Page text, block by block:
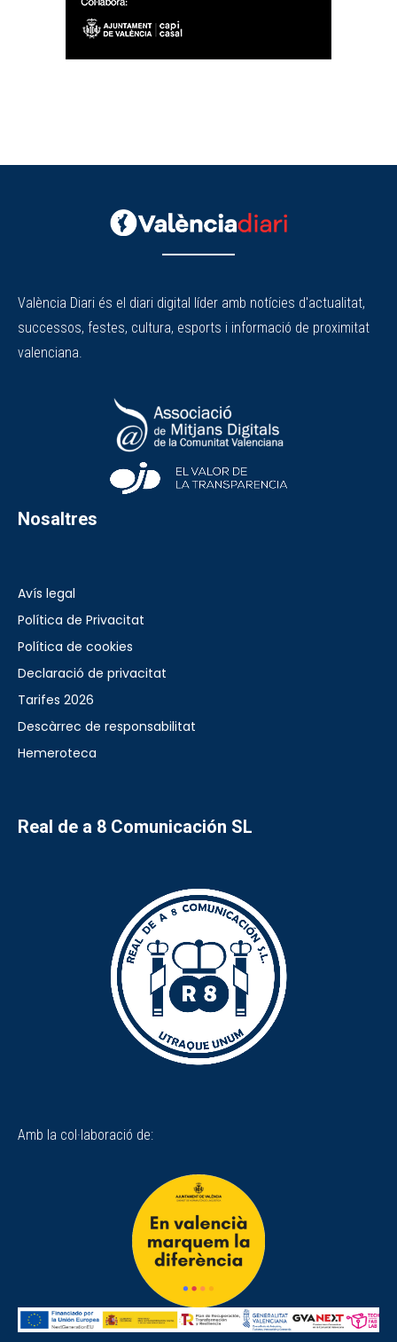
València Diari és el diari digital líder amb notícies d'actualitat,
successos, festes, cultura, esports i informació de proximitat
valenciana.
Nosaltres
Avís legal
Política de Privacitat
Política de cookies
Declaració de privacitat
Tarifes 2026
Descàrrec de responsabilitat
Hemeroteca
Real de a 8 Comunicación SL
Amb la col·laboració de: